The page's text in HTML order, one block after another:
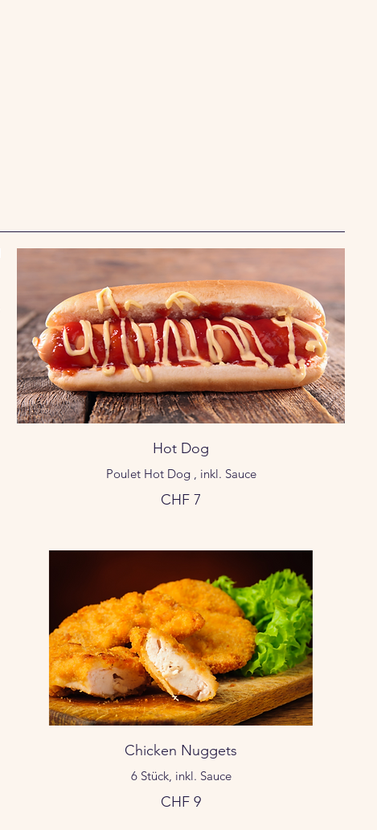
Hot Dog
Poulet Hot Dog , inkl. Sauce
CHF 7
Chicken Nuggets
6 Stück, inkl. Sauce
CHF 9